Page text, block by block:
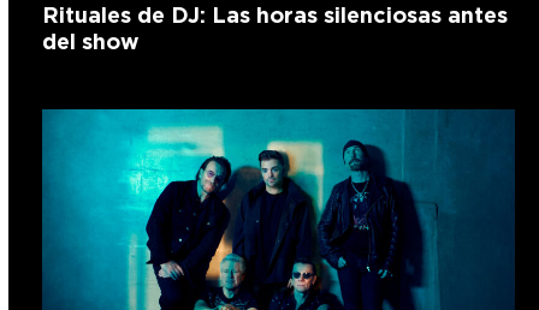
Rituales de DJ: Las horas silenciosas antes
del show